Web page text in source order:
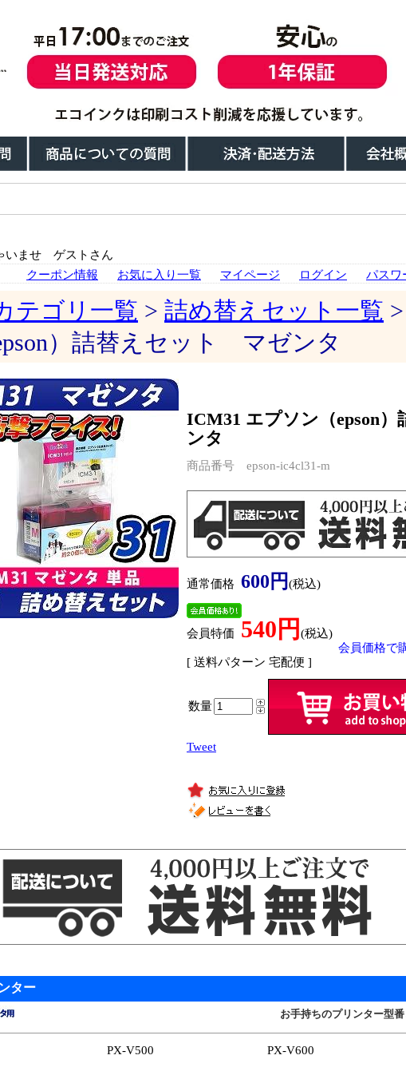
いませ ゲストさん
クーポン情報
お気に入り一覧 マイページ ログイン パスワ
テゴリ一覧 > 詰め替えセット一覧
）詰替えセット マゼンタ
ICM31 エプソン（epson
ンタ
商品番号 epson-ic4cl31-m
通常価格 600円 (税込)
会員特価 540円 (税込)
会員価格で
[ 送料パターン 宅配便 ]
数量
Tweet
ター
お手持ちのプリンター型
PX-V500 PX-V600